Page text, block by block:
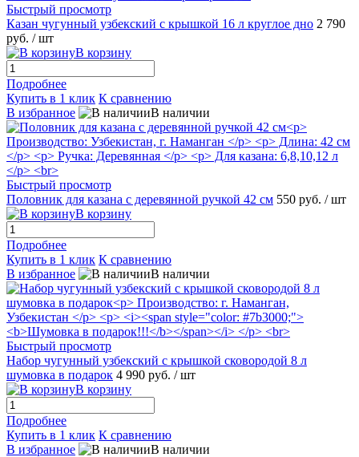
Быстрый просмотр
Казан чугунный узбекский с крышкой 16 л круглое дно 2 790
руб. / шт
В корзину
Подробнее
Купить в 1 клик К сравнению
В избранное
В наличии
Быстрый просмотр
Половник для казана с деревянной ручкой 42 см 550 руб. / шт
В корзину
Подробнее
Купить в 1 клик К сравнению
В избранное
В наличии
Быстрый просмотр
Набор чугунный узбекский с крышкой сковородой 8 л
шумовка в подарок 4 990 руб. / шт
В корзину
Подробнее
Купить в 1 клик К сравнению
В избранное
В наличии